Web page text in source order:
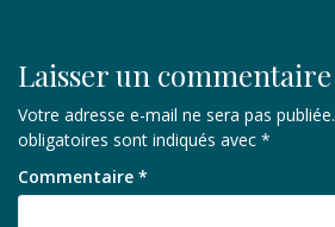
Laisser un commentaire
Votre adresse e-mail ne sera pas publiée.
obligatoires sont indiqués avec *
Commentaire *